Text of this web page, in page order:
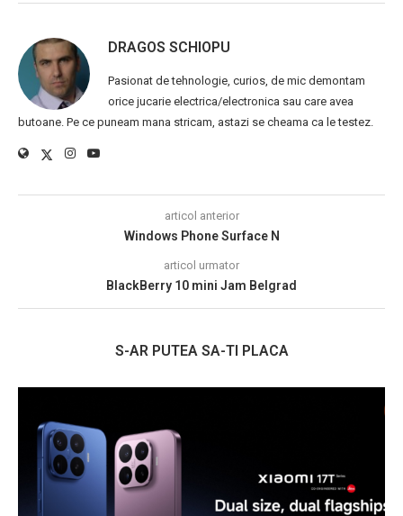
DRAGOS SCHIOPU
Pasionat de tehnologie, curios, de mic demontam
orice jucarie electrica/electronica sau care avea
butoane. Pe ce puneam mana stricam, astazi se cheama ca le testez.
articol anterior
Windows Phone Surface N
articol urmator
BlackBerry 10 mini Jam Belgrad
S-AR PUTEA SA-TI PLACA